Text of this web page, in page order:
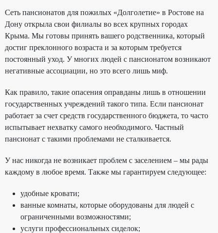
Сеть пансионатов для пожилых «Долголетие» в Ростове на
Дону открыла свои филиалы во всех крупных городах
Крыма. Мы готовы принять вашего родственника, который
достиг преклонного возраста и за которым требуется
постоянный уход. У многих людей с пансионатом возникают
негативные ассоциации, но это всего лишь миф.
Как правило, такие опасения оправданы лишь в отношении
государственных учреждений такого типа. Если пансионат
работает за счет средств государственного бюджета, то часто
испытывает нехватку самого необходимого. Частный
пансионат с такими проблемами не сталкивается.
У нас никогда не возникает проблем с заселением – мы рады
каждому в любое время. Также мы гарантируем следующее:
удобные кровати;
ванные комнаты, которые оборудованы для людей с
ограниченными возможностями;
услуги профессиональных сиделок;